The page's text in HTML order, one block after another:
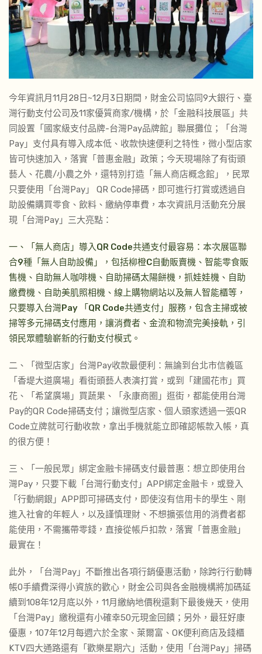
今年資訊月11月28日~12月3日期間，財金公司協同9大銀行、臺
灣行動支付公司及11家優質商家/機構，於「金融科技展區」共
同設置「國家級支付品牌-台灣Pay品牌館」聯展攤位；「台灣
Pay」支付具有導入成本低、收款快速便利之特性，微小型店家
皆可快速加入，落實「普惠金融」政策；今天現場除了有街頭
藝人、花農/小農之外，還特別打造「無人商店概念館」，民眾
只要使用「台灣Pay」 QR Code掃碼，即可進行打賞或透過自
助設備購買零食、飲料、繳納停車費，本次資訊月活動充分展
現「台灣Pay」三大亮點：
一、「無人商店」導入QR Code共通支付最容易：本次展區聯
合9種「無人自助設備」，包括柳橙C自動販賣機、智能零食販
售機、自助無人咖啡機、自助掃碼太陽餅機，抓娃娃機、自助
繳費機、自助美肌照相機、線上購物網站以及無人智能櫃等，
只要導入台灣Pay 「QR Code共通支付」服務，包含主掃或被
掃等多元掃碼支付應用，讓消費者、金流和物流完美接軌，引
領民眾體驗嶄新的行動支付模式。
二、「微型店家」台灣Pay收款最便利：無論到台北市信義區
「香堤大道廣場」看街頭藝人表演打賞，或到「建國花市」買
花、「希望廣場」買蔬果、「永康商圈」逛街，都能使用台灣
Pay的QR Code掃碼支付；讓微型店家、個人頭家透過一張QR
Code立牌就可行動收款，拿出手機就能立即確認帳款入帳，真
的很方便！
三、「一般民眾」綁定金融卡掃碼支付最普惠：想立即使用台
灣Pay，只要下載「台灣行動支付」APP綁定金融卡，或登入
「行動網銀」APP即可掃碼支付，即使沒有信用卡的學生、剛
進入社會的年輕人，以及謹慎理財、不想擴張信用的消費者都
能使用，不需攜帶零錢，直接從帳戶扣款，落實「普惠金融」
最實在！
此外，「台灣Pay」不斷推出各項行銷優惠活動，除跨行行動轉
帳0手續費深得小資族的歡心，財金公司與各金融機構將加碼延
續到108年12月底以外，11月繳納地價稅還剩下最後幾天，使用
「台灣Pay」繳稅還有小確幸50元現金回饋；另外，最狂好康
優惠，107年12月每週六於全家、萊爾富、OK便利商店及錢櫃
KTV四大通路還有「歡樂星期六」活動，使用「台灣Pay」掃碼